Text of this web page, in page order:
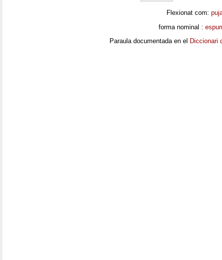
Flexionat com:
forma nominal :
Paraula documentada en el Diccionari